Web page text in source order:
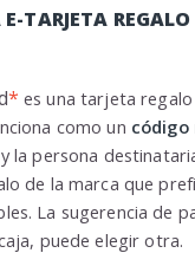
TARJETA REGALO
* es una tarjeta
como un
la persona
de la marca que
La sugerencia de
puede elegir otra.